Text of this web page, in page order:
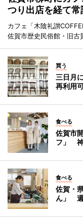
つり出店を経て常
カフェ「木陰礼讃
佐賀市歴史民俗館・旧古
買う
三日月
再利用
食べる
佐賀市
フ」 神
食べる
佐賀・
ん」